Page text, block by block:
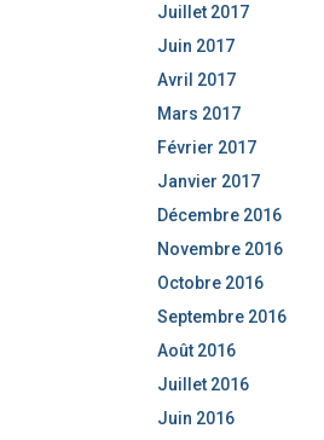
Juillet 2017
Juin 2017
Avril 2017
Mars 2017
Février 2017
Janvier 2017
Décembre 2016
Novembre 2016
Octobre 2016
Septembre 2016
Août 2016
Juillet 2016
Juin 2016